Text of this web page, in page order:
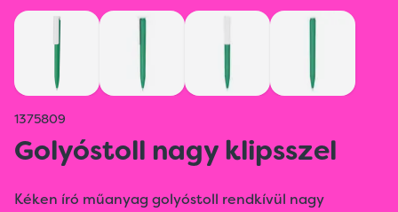
1375809
Golyóstoll nagy klipsszel
Kéken író műanyag golyóstoll rendkívül nagy